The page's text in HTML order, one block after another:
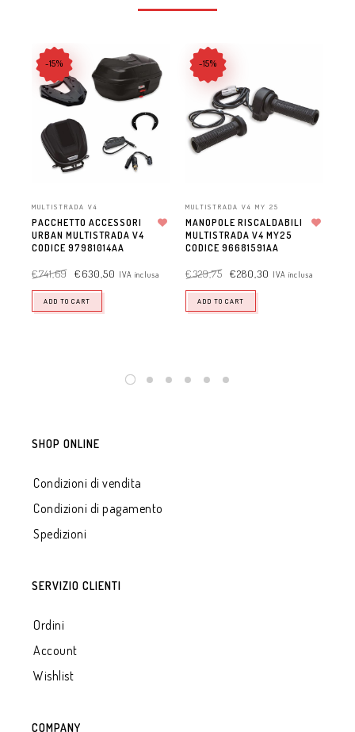
-15%
MULTISTRADA V4
PACCHETTO ACCESSORI
URBAN MULTISTRADA V4
CODICE 97981014AA
€741,69 €630,50 IVA inclusa
ADD TO CART
-15%
MULTISTRADA V4 MY 25
MANOPOLE RISCALDABILI
MULTISTRADA V4 MY25
CODICE 96681591AA
€329,75 €280,30 IVA inclusa
ADD TO CART
SHOP ONLINE
Condizioni di vendita
Condizioni di pagamento
Spedizioni
SERVIZIO CLIENTI
Ordini
Account
Wishlist
COMPANY